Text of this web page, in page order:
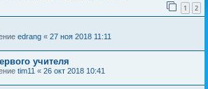
1 2
edrang « 27 ноя 2018 11:11
учителя
tim11 « 26 окт 2018 10:41